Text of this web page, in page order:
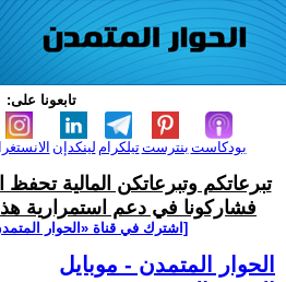
تابعونا على:
لينكدإن تيلكرامبنترست بودكاست
تبرعاتكم وتبرعاتكن المالية تحفظ
فشاركونا في دعم استمرارية
[اشترك في قناة ‫«الحوار
الحوار المتمدن - موبايل